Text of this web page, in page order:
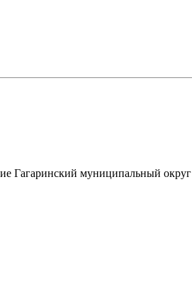
Гагаринский муниципальный округ